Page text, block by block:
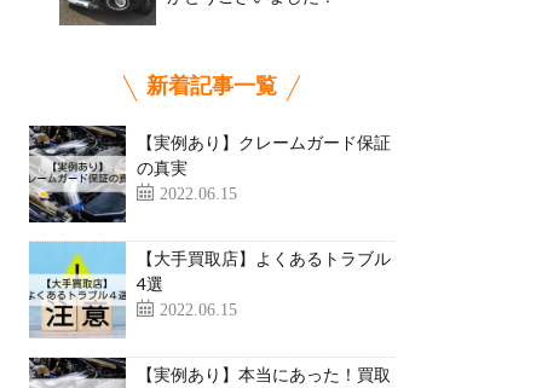
新着記事一覧
【実例あり】クレームガード保証
の真実
2022.06.15
【大手買取店】よくあるトラブル
4選
2022.06.15
【実例あり】本当にあった！買取